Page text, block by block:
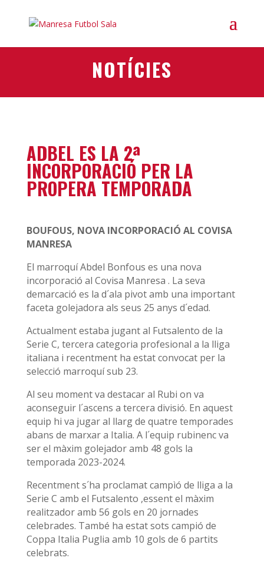
NOTÍCIES
ADBEL ES LA 2ª
INCORPORACIÓ PER LA
PROPERA TEMPORADA
BOUFOUS, NOVA INCORPORACIÓ AL COVISA
MANRESA
El marroquí Abdel Bonfous es una nova
incorporació al Covisa Manresa . La seva
demarcació es la d´ala pivot amb una important
faceta golejadora als seus 25 anys d´edad.
Actualment estaba jugant al Futsalento de la
Serie C, tercera categoria profesional a la lliga
italiana i recentment ha estat convocat per la
selecció marroquí sub 23.
Al seu moment va destacar al Rubi on va
aconseguir l´ascens a tercera divisió. En aquest
equip hi va jugar al llarg de quatre temporades
abans de marxar a Italia. A l´equip rubinenc va
ser el màxim golejador amb 48 gols la
temporada 2023-2024.
Recentment s´ha proclamat campìó de lliga a la
Serie C amb el Futsalento ,essent el màxim
realitzador amb 56 gols en 20 jornades
celebrades. També ha estat sots campió de
Coppa Italia Puglia amb 10 gols de 6 partits
celebrats.